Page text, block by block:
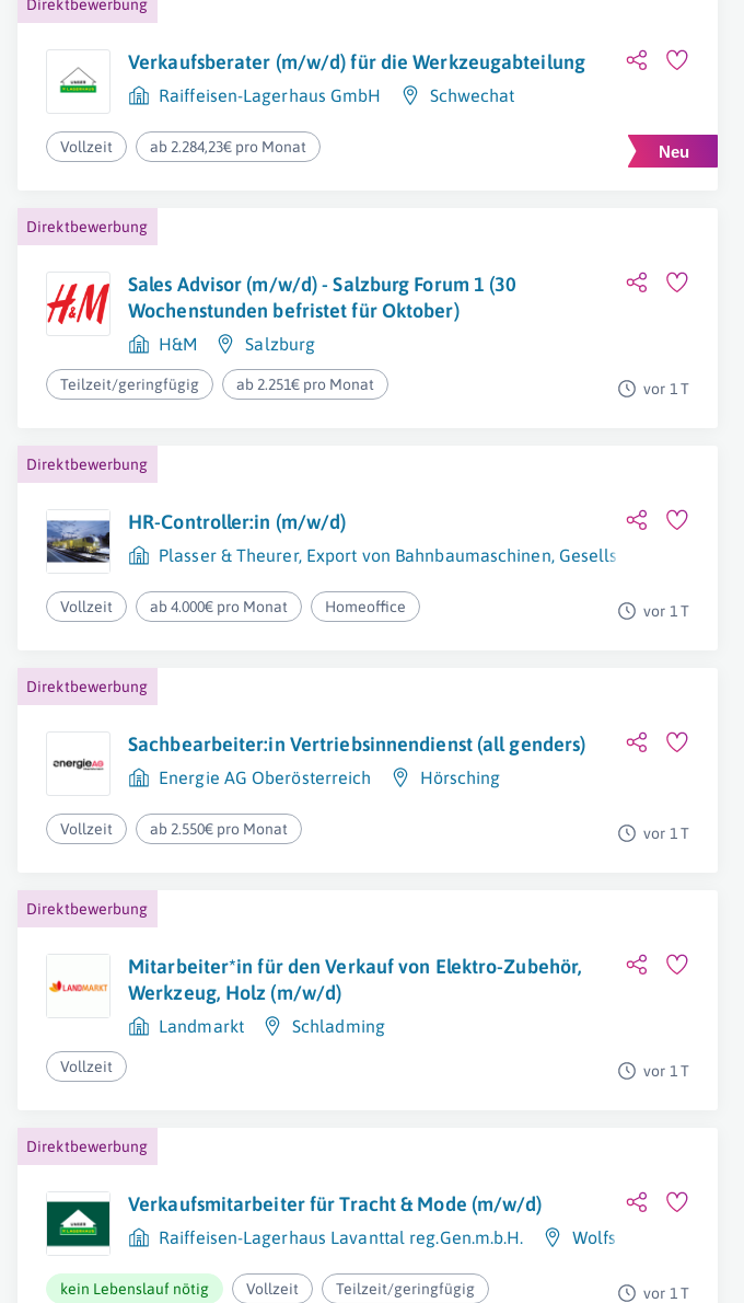
Direktbewerbung
Verkaufsberater (m/w/d) für die Werkzeugabteilung
Raiffeisen-Lagerhaus GmbH Schwechat
Vollzeit ab 2.284,23€ pro Monat
Direktbewerbung
Sales Advisor (m/w/d) - Salzburg Forum 1 (30
Wochenstunden befristet für Oktober)
H&M Salzburg
Teilzeit/geringfügig ab 2.251€ pro Monat vor 1 T
Direktbewerbung
HR-Controller:in (m/w/d)
Plasser & Theurer, Export von Bahnbaumaschinen, Gesellschaft m.b.H.
Vollzeit ab 4.000€ pro Monat Homeoffice vor 1 T
Direktbewerbung
Sachbearbeiter:in Vertriebsinnendienst (all genders)
Energie AG Oberösterreich Hörsching
Vollzeit ab 2.550€ pro Monat vor 1 T
Direktbewerbung
Mitarbeiter*in für den Verkauf von Elektro-Zubehör,
Werkzeug, Holz (m/w/d)
Landmarkt Schladming
Vollzeit vor 1 T
Direktbewerbung
Verkaufsmitarbeiter für Tracht & Mode (m/w/d)
Raiffeisen-Lagerhaus Lavanttal reg.Gen.m.b.H. Wolfsberg
kein Lebenslauf nötig Vollzeit Teilzeit/geringfügig vor 1 T